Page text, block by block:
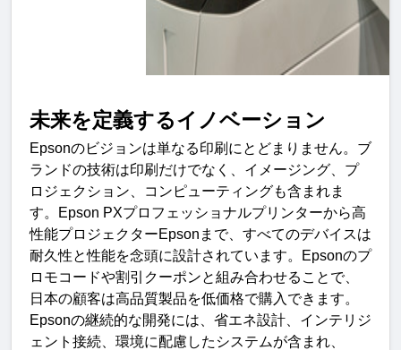
未来を定義するイノベーショ ン
Epsonのビジョンは単なる印刷にとどまりません。ブ
ランドの技術は印刷だけでなく、イメージング、プ
ロジェクション、コンピューティングも含まれま
す。
Epson PXプロフェッショナルプリンターから高
性能プロジェクターEpson まで、すべてのデバイスは
耐久性と性能を念頭に設計されています。 Epsonのプ
ロモコードや割引クーポンと組み合わせることで、
日本の顧客は高品質製品を低価格で購入できます。
Epsonの継続的な開発には、省エネ設計、インテリジ
ェント接続、環境に配慮したシステムが含まれ、